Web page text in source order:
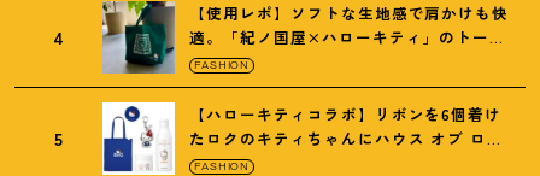
4
【使用レポ】ソフトな生地感で肩かけも快
適。「紀ノ国屋×ハローキティ」のトート
がガシガシ使えて最高です
FASHION
5
【ハローキティコラボ】リボンを6個着け
たロクのキティちゃんにハウス オブ ロー
ゼの限定パケも
FASHION